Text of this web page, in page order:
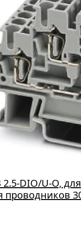
DIO/U-O, для